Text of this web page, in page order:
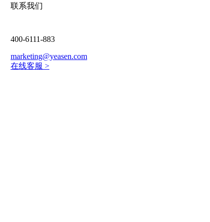
联系我们
400-6111-883
marketing@yeasen.com
在线客服 >